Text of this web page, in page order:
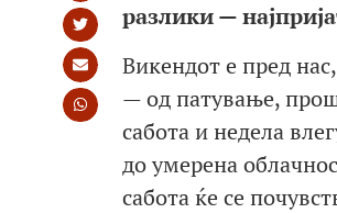
разлики —
Викендот е пред
— од патување,
сабота и недела
до умерена
сабота ќе се